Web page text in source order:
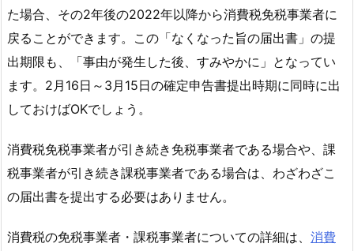
た場合、その2年後の2022年以降から消費税免税事業者に
戻ることができます。この「なくなった旨の届出書」の提
出期限も、「事由が発生した後、すみやかに」となってい
ます。2月16日～3月15日の確定申告書提出時期に同時に出
しておけばOKでしょう。
消費税免税事業者が引き続き免税事業者である場合や、課
税事業者が引き続き課税事業者である場合は、わざわざこ
の届出書を提出する必要はありません。
消費税の免税事業者・課税事業者についての詳細は、 消費